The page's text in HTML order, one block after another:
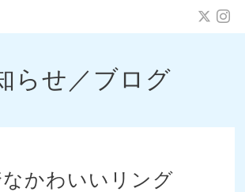
らせ／ブログ
かわいいリング